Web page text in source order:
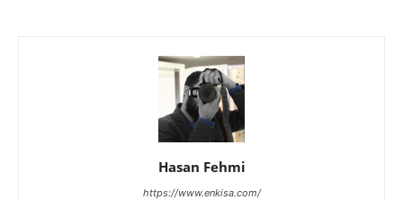
Hasan Fehmi
https://www.enkisa.com/